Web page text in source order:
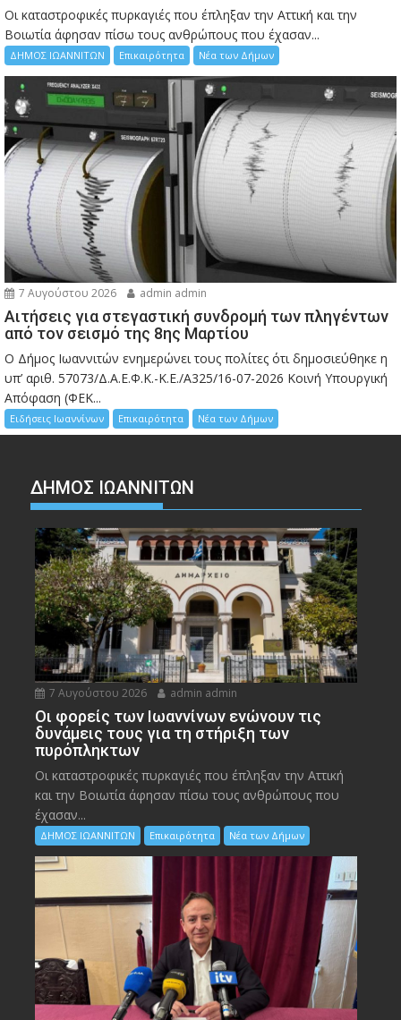
Οι καταστροφικές πυρκαγιές που έπληξαν την Αττική και την
Bοιωτία άφησαν πίσω τους ανθρώπους που έχασαν...
ΔΗΜΟΣ ΙΩΑΝΝΙΤΩΝ Επικαιρότητα Νέα των Δήμων
7 Αυγούστου 2026 admin admin
Αιτήσεις για στεγαστική συνδρομή των πληγέντων
από τον σεισμό της 8ης Μαρτίου
Ο Δήμος Ιωαννιτών ενημερώνει τους πολίτες ότι δημοσιεύθηκε η
υπ’ αριθ. 57073/Δ.Α.Ε.Φ.Κ.-Κ.Ε./Α325/16-07-2026 Κοινή Υπουργική
Απόφαση (ΦΕΚ...
Ειδήσεις Ιωαννίνων Επικαιρότητα Νέα των Δήμων
ΔΗΜΟΣ ΙΩΑΝΝΙΤΩΝ
7 Αυγούστου 2026 admin admin
Οι φορείς των Ιωαννίνων ενώνουν τις
δυνάμεις τους για τη στήριξη των
πυρόπληκτων
Οι καταστροφικές πυρκαγιές που έπληξαν την Αττική
και την Bοιωτία άφησαν πίσω τους ανθρώπους που
έχασαν...
ΔΗΜΟΣ ΙΩΑΝΝΙΤΩΝ Επικαιρότητα Νέα των Δήμων